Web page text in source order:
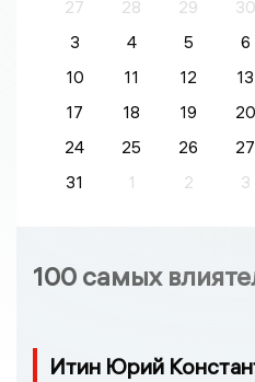
27 28 29 30
3
4 5 6
10
11 12 13
17
18 19 20
24
25 26 27
31
1 2 3
100 самых
Итин Юрий